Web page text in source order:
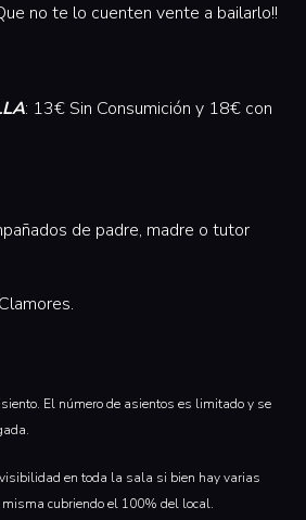
no te lo cuenten vente a bailarlo!!
: 13€ Sin Consumición y 18€ con
de padre, madre o tutor
El número de asientos es limitado y se
en toda la sala si bien hay varias
cubriendo el 100% del local.